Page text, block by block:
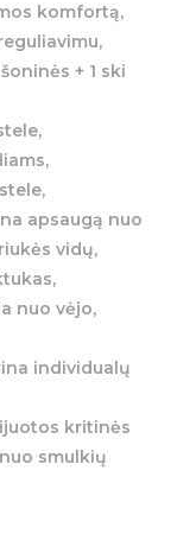
komfortą,
+ 1 ski
apsaugą nuo
vidų,
nuo vėjo,
individualų
kritinės
smulkių